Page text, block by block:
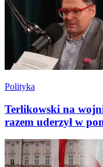
Polityka
Terlikowski na
razem uderzył w